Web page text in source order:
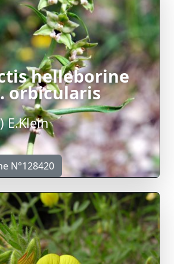
helleborine
orbicularis
E.Klein
N°128420